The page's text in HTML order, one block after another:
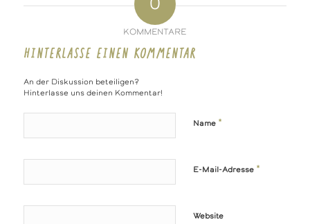
0
KOMMENTARE
HINTERLASSE EINEN KOMMENTAR
An der Diskussion beteiligen?
Hinterlasse uns deinen Kommentar!
Name *
E-Mail-Adresse *
Website